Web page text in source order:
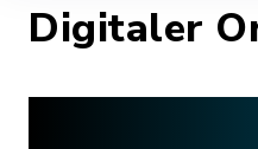
Digitaler